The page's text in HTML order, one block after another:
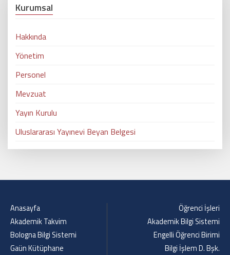
Kurumsal
Hakkında
Yönetim
Personel
Mevzuat
Yayın Kurulu
Uluslararası Yayınevi Beyan Belgesi
Anasayfa
Akademik Takvim
Bologna Bilgi Sistemi
Gaün Kütüphane
Öğrenci İşleri
Akademik Bilgi Sistemi
Engelli Öğrenci Birimi
Bilgi İşlem D. Bşk.